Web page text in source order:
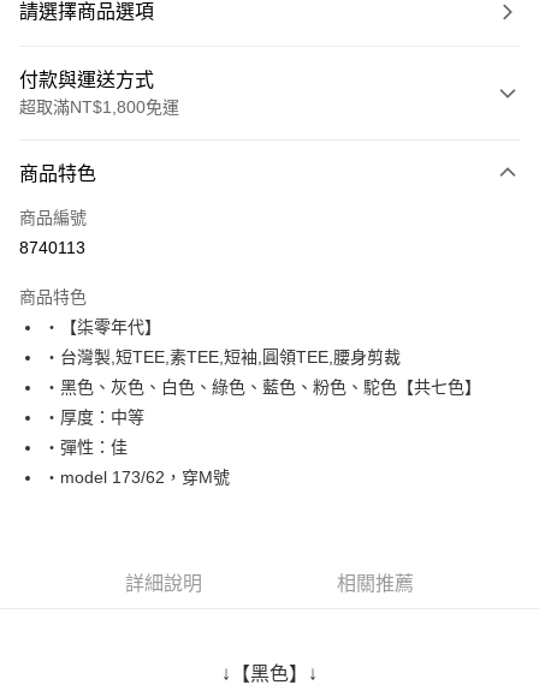
請選擇商品選項
付款與運送方式
超取滿NT$1,800免運
信用卡一次付款
超商取貨付款
Apple Pay
街口支付
悠遊付
Google Pay
AFTEE先享後付是「在收到商品之後才付款」的支付方式。 讓您購物簡單
３．安心：先確認商品／服務後，再付款。
商品特色
商品編號
8740113
商品特色
‧【柒零年代】
‧台灣製,短TEE,素TEE,短袖,圓領TEE,腰身剪裁
‧黑色、灰色、白色、綠色、藍色、粉色、駝色【共七色】
‧厚度：中等
‧彈性：佳
‧model 173/62，穿M號
詳細說明 相關推薦
↓【黑色】↓